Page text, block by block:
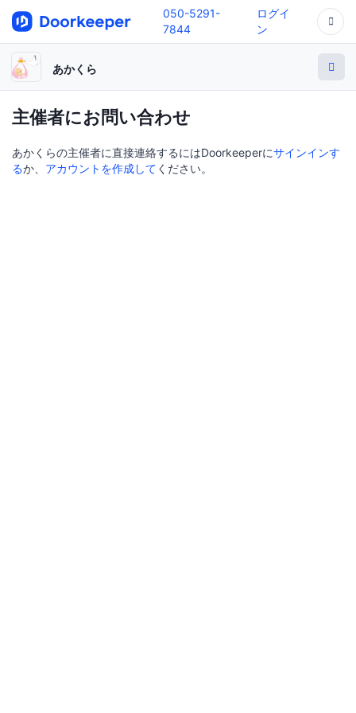
050-5291-
7844
ログイ
ン
あかくら
主催者にお問い合わせ
あかくらの主催者に直接連絡するにはDoorkeeperにサインインす
るか、 アカウントを作成して ください。